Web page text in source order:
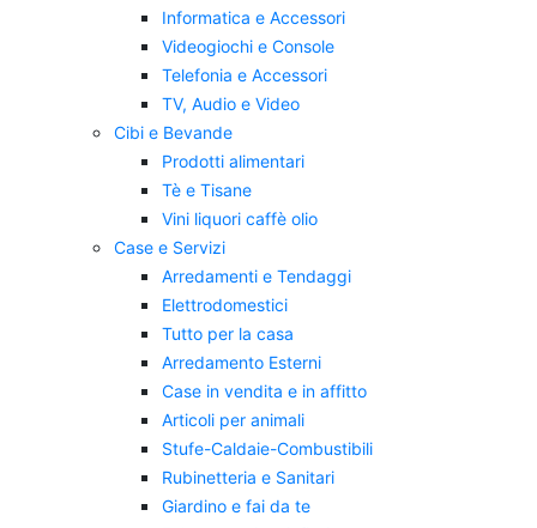
Informatica e Accessori
Videogiochi e Console
Telefonia e Accessori
TV, Audio e Video
Cibi e Bevande
Prodotti alimentari
Tè e Tisane
Vini liquori caffè olio
Case e Servizi
Arredamenti e Tendaggi
Elettrodomestici
Tutto per la casa
Arredamento Esterni
Case in vendita e in affitto
Articoli per animali
Stufe-Caldaie-Combustibili
Rubinetteria e Sanitari
Giardino e fai da te